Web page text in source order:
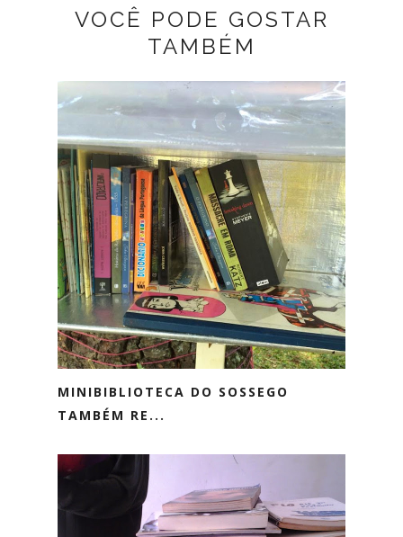
VOCÊ PODE GOSTAR
TAMBÉM
MINIBIBLIOTECA DO SOSSEGO
TAMBÉM RE...